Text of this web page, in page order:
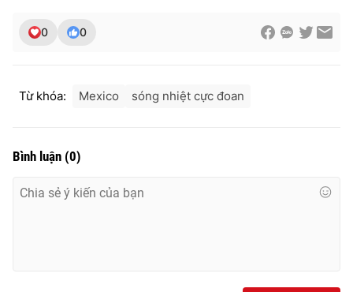
0 0
Từ khóa: Mexico sóng nhiệt cực đoan
Bình luận (0)